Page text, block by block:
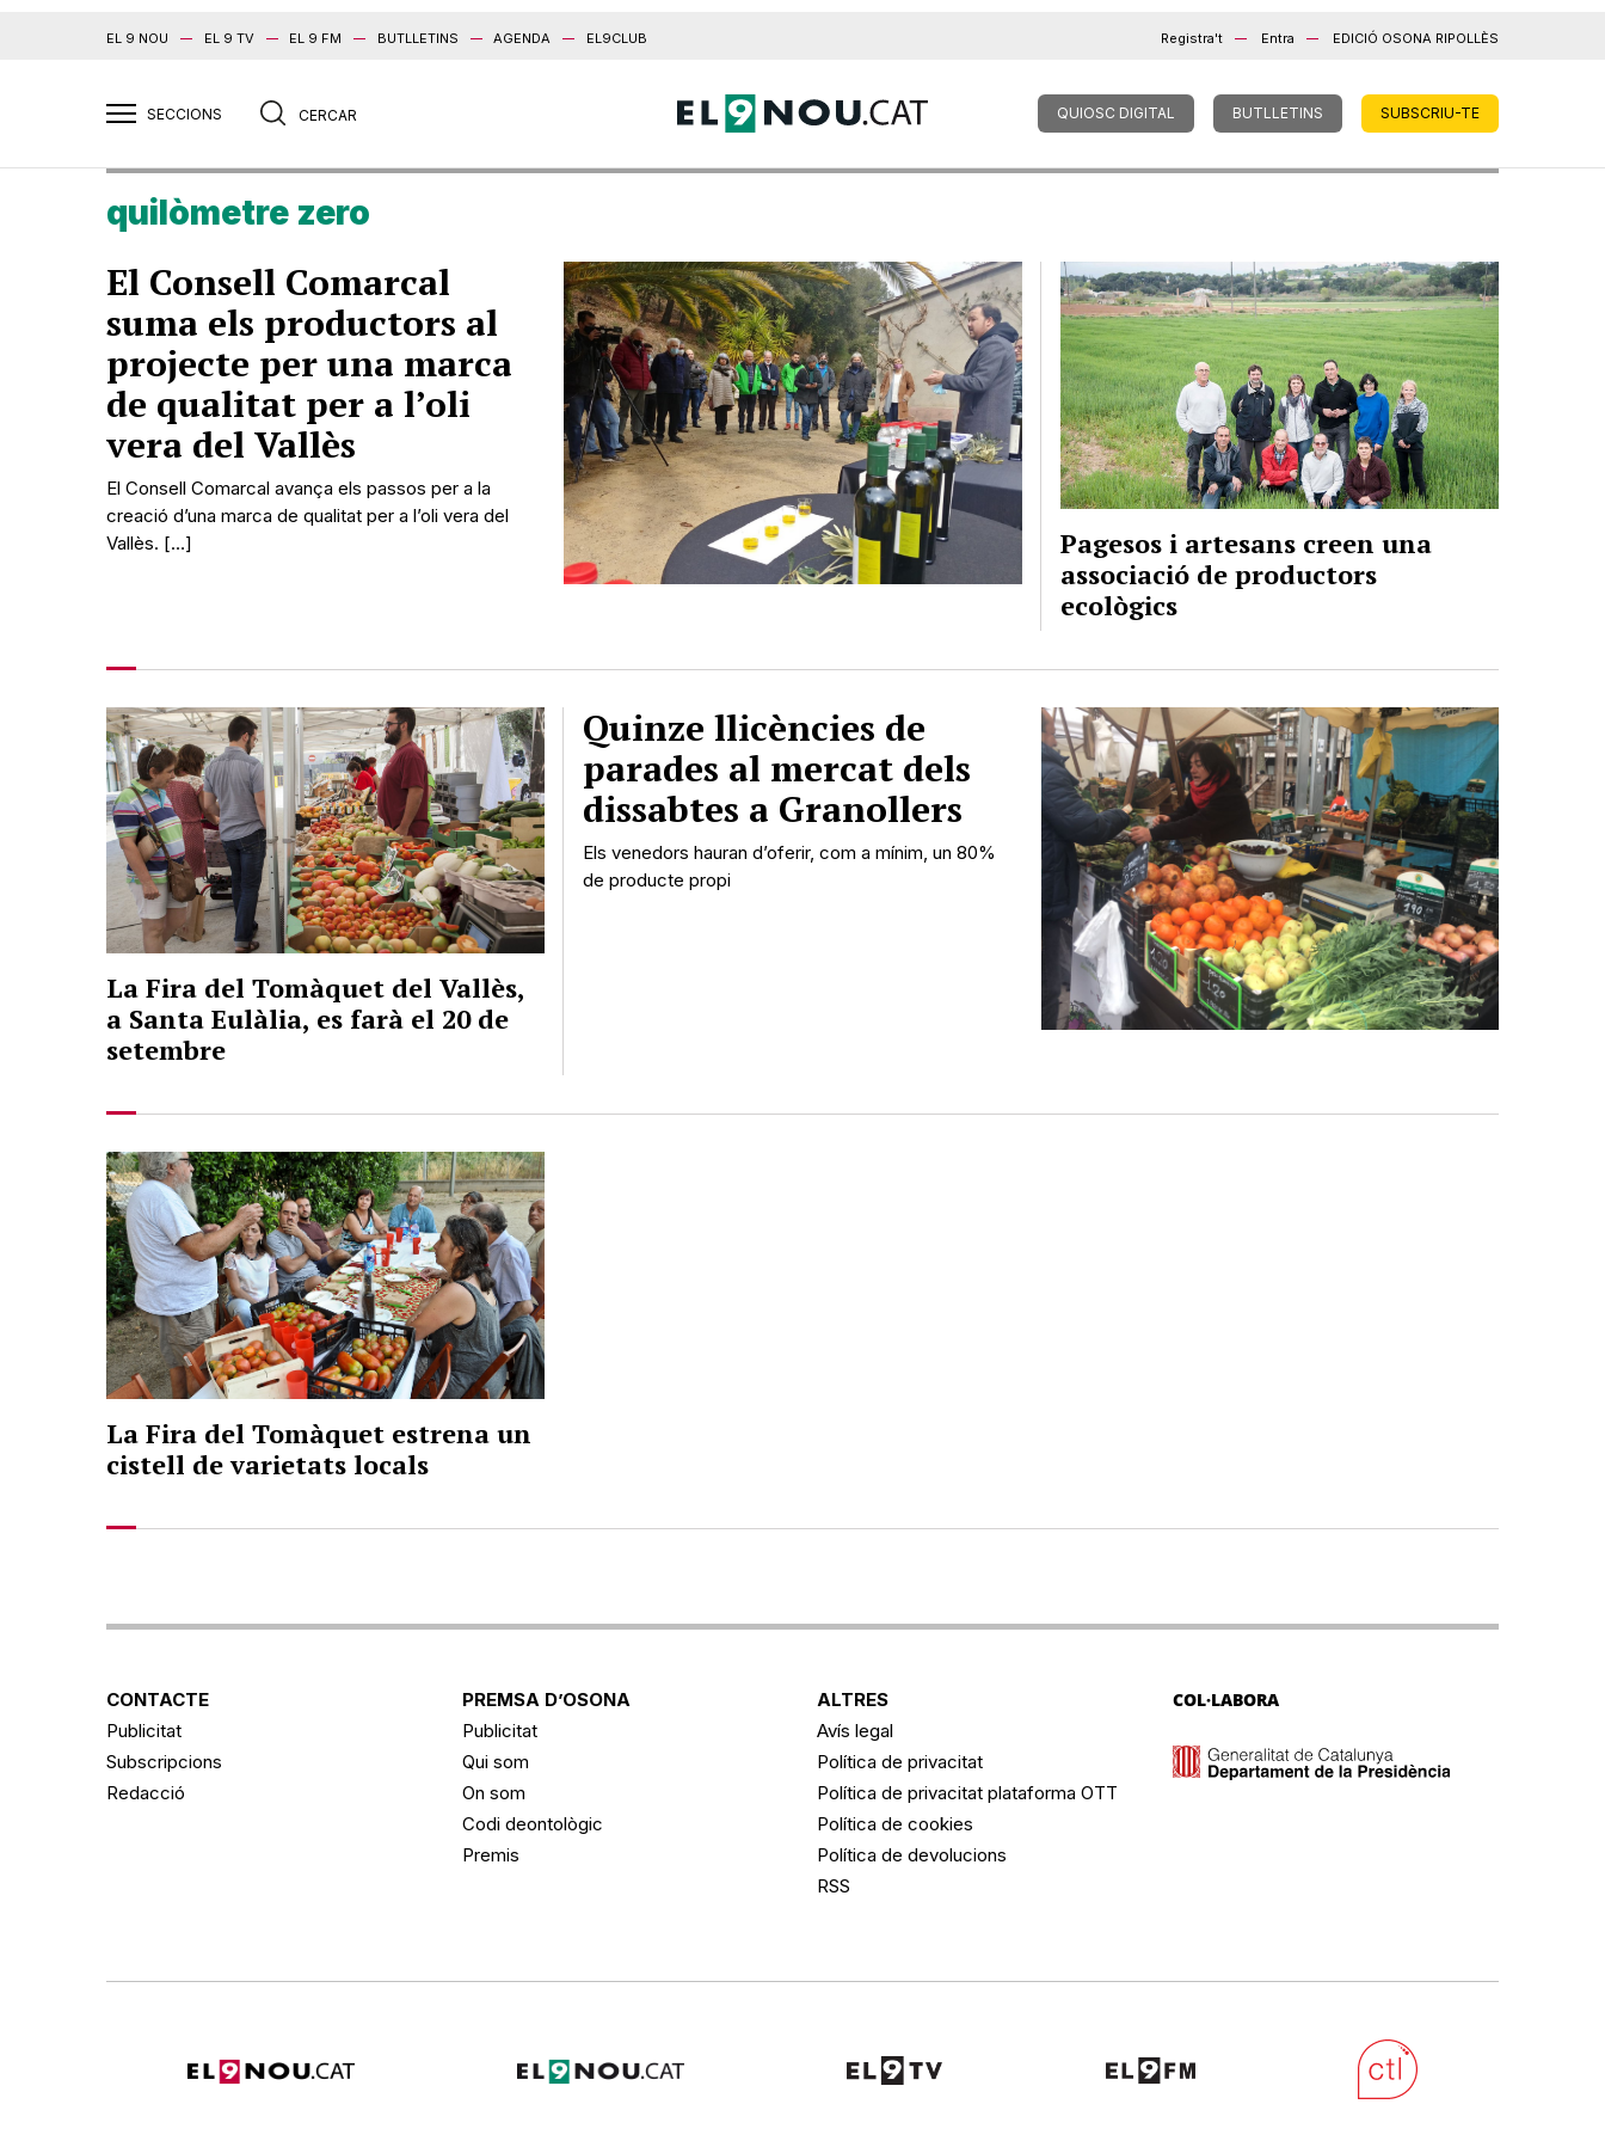
EL 9 NOU EL 9 TV EL 9 FM BUTLLETINS AGENDA EL9CLUB Registra't Entra EDICIÓ OSONA RIPOLLÈS
QUIOSC DIGITAL BUTLLETINS SUBSCRIU-TE
quilòmetre zero
El Consell Comarcal
suma els productors al
projecte per una marca
de qualitat per a l’oli
vera del Vallès
El Consell Comarcal avança els passos per a la
creació d’una marca de qualitat per a l’oli vera del
Vallès. […]
Pagesos i artesans creen una
associació de productors
ecològics
La Fira del Tomàquet del Vallès,
a Santa Eulàlia, es farà el 20 de
setembre
Quinze llicències de
parades al mercat dels
dissabtes a Granollers
Els venedors hauran d’oferir, com a mínim, un 80%
de producte propi
La Fira del Tomàquet estrena un
cistell de varietats locals
CONTACTE
Publicitat
Subscripcions
Redacció
PREMSA D’OSONA
Publicitat
Qui som
On som
Codi deontològic
Premis
ALTRES
Avís legal
Política de privacitat
Política de privacitat plataforma OTT
Política de cookies
Política de devolucions
RSS
COL·LABORA